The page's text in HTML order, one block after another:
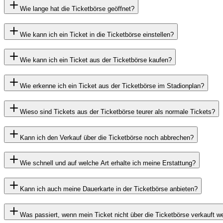
Wie lange hat die Ticketbörse geöffnet?
Wie kann ich ein Ticket in die Ticketbörse einstellen?
Wie kann ich ein Ticket aus der Ticketbörse kaufen?
Wie erkenne ich ein Ticket aus der Ticketbörse im Stadionplan?
Wieso sind Tickets aus der Ticketbörse teurer als normale Tickets?
Kann ich den Verkauf über die Ticketbörse noch abbrechen?
Wie schnell und auf welche Art erhalte ich meine Erstattung?
Kann ich auch meine Dauerkarte in der Ticketbörse anbieten?
Was passiert, wenn mein Ticket nicht über die Ticketbörse verkauft